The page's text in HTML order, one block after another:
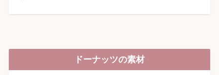
ドーナッツの素材